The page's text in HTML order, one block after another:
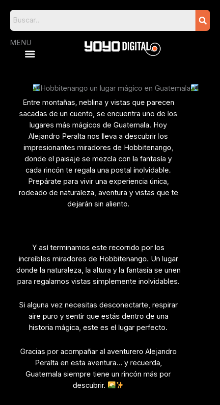
content
MENU
Hobbitenango un lugar mágico en Guatemala
Entre montañas, neblina y vistas que parecen
sacadas de un cuento, se encuentra uno de los
lugares más mágicos de Guatemala. Hoy
Alejandro Peralta nos lleva a descubrir los
impresionantes miradores de Hobbitenango,
donde el paisaje se mezcla con la fantasía y
cada rincón te regala una postal inolvidable.
Prepárate para vivir una experiencia única,
rodeado de naturaleza, aventura y vistas que te
dejarán sin aliento.
Y así terminamos este recorrido por los
increíbles miradores de Hobbitenango. Un lugar
donde la naturaleza, la altura y la fantasía se unen
para regalarnos vistas simplemente inolvidables.
Si alguna vez necesitas desconectarte, respirar
aire puro y sentir que estás dentro de una
historia mágica, este es el lugar perfecto.
Gracias por acompañar al aventurero Alejandro
Peralta en esta aventura… y recuerda,
Guatemala siempre tiene un rincón más por
descubrir.